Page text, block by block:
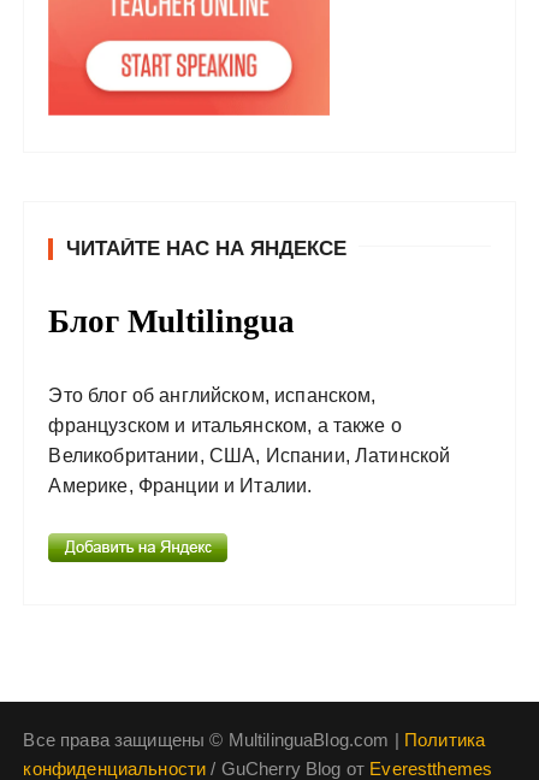
ЧИТАЙТЕ НАС НА ЯНДЕКСЕ
Блог Multilingua
Это блог об английском, испанском,
французском и итальянском, а также о
Великобритании, США, Испании, Латинской
Америке, Франции и Италии.
Все права защищены © MultilinguaBlog.com | Политика
конфиденциальности / GuCherry Blog от Everestthemes